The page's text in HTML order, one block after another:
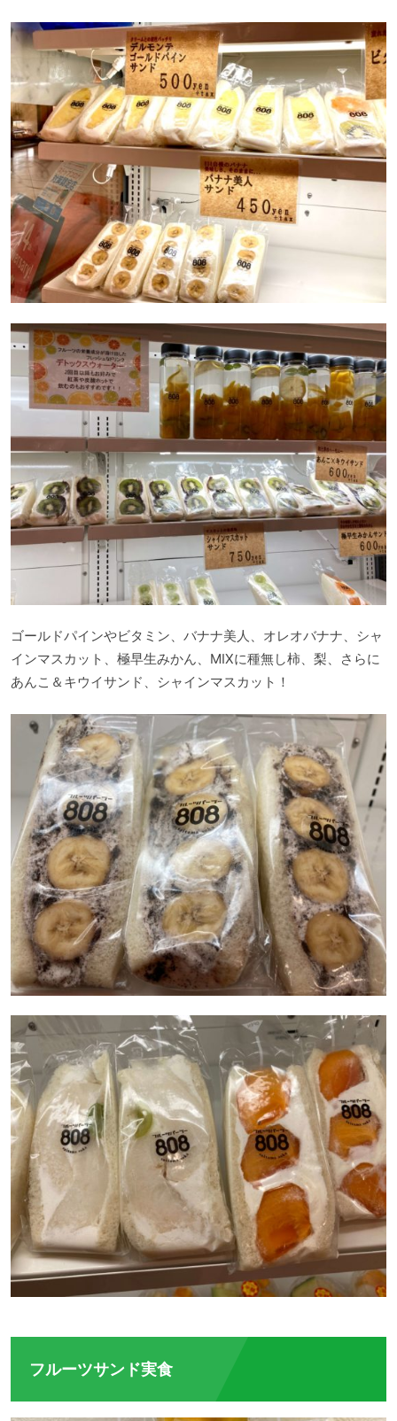
ゴールドパインやビタミン、バナナ美人、オレオバナナ、シャ
インマスカット、極早生みかん、MIXに種無し柿、梨、さらに
あんこ＆キウイサンド、シャインマスカット！
フルーツサンド実食